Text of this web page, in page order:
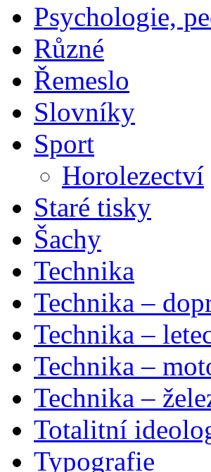
Psychologie,
Různé
Řemeslo
Slovníky
Sport
Horolezectví
Staré tisky
Šachy
Technika
Technika –
Technika –
Technika –
Technika –
Totalitní
Typografie